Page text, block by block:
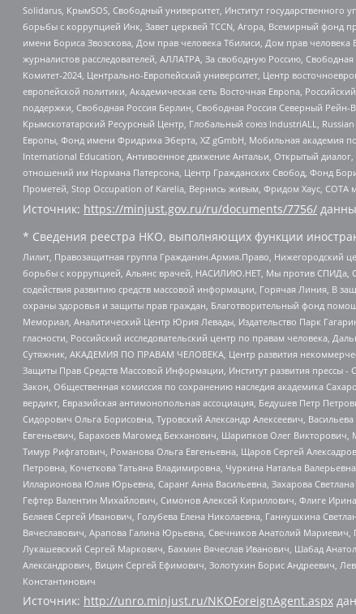
Solidarus, КрымSOS, Свободный университет, Институт
борьбы с коррупцией Инк, Завет церквей TCCN, Агора, Всемирный фонд
имени Бориса Звозскова, Дом прав человека Тбилиси, Дом прав
журналистов расследователей, АЛЛАТРА, За свободную Россию,
Комитет-2024, Центрально-Европейский университет, Центр
европейской политики, Академическая сеть Восточная Европа,
поддержки, Свободная Россия Берлин, Свободная Россия Северный
Крымскотатарский Ресурсный Центр, Глобальный союз IndustriALL,
Европы, Фонд имени Фридриха Эберта, XZ gGmbH, Мобильная академия
International Education, Антивоенное движение Антальи, Открытый
отношений им Нормана Патерсона, Центр Гражданских Свобод, Фонд
Прометей, Stop Occupation of Karelia, Вернись живым, Фридом Хаус, СОТА
Источник: https://minjust.gov.ru/ru/documents/7756/
* Сведения реестра НКО, выполняющих функции
Лилит, Правозащитная группа Гражданин.Армия.Право, Нижегородский
борьбы с коррупцией, Альянс врачей, НАСИЛИЮ.НЕТ, Мы против СПИДа,
содействия развитию средств массовой информации, Горячая Линия, В
охраны здоровья и защиты прав граждан, Благотворительный фонд
Мемориал, Аналитический Центр Юрия Левады, Издательство Парк
гласности, Российский исследовательский центр по правам человека,
Сутяжник, АКАДЕМИЯ ПО ПРАВАМ ЧЕЛОВЕКА, Центр развития
Защиты Прав Средств Массовой Информации, Институт развития прессы
Закон, Общественная комиссия по сохранению наследия академика
вердикт, Евразийская антимонопольная ассоциация, Бедушев Петр
Сидорович Ольга Борисовна, Туровский Александр Алексеевич,
Евгеньевич, Барахоев Магомед Бекханович, Шарипков Олег
Тимур Рифгатович, Романова Ольга Евгеньевна, Щаров Сергей
Петровна, Кочеткова Татьяна Владимировна, Чуркина Наталья
Илларионова Юлия Юрьевна, Саранг Анна Васильевна, Захарова
Гефтер Валентин Михайлович, Симонов Алексей Кириллович, Флиге
Беляев Сергей Иванович, Голубева Елена Николаевна, Ганнушкина
Вячеславович, Арапова Галина Юрьевна, Свечников Анатолий
Лукашевский Сергей Маркович, Бахмин Вячеслав Иванович, Шабад
Александрович, Вицин Сергей Ефимович, Золотухин Борис Андреевич,
Константинович
Источник: http://unro.minjust.ru/NKOForeignAgent.aspx